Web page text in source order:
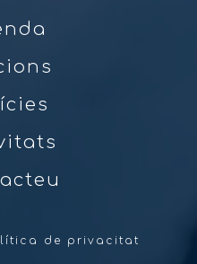
de privacitat